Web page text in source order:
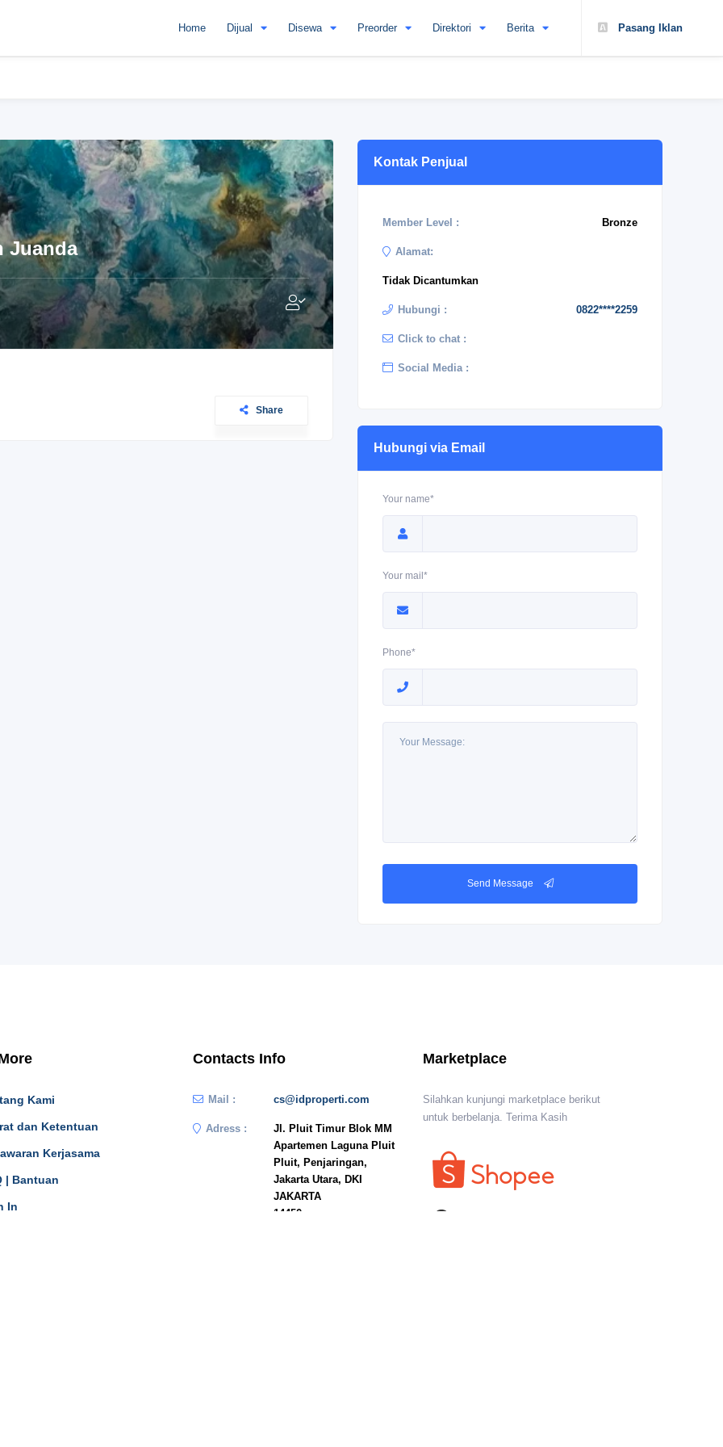
Pasang Iklan
Home Dijual Disewa Preorder Direktori Berita
Juanda
Share
Kontak Penjual
Member Level : Bronze
Alamat:
Tidak Dicantumkan
Hubungi : 0822****2259
Click to chat :
Social Media :
Hubungi via Email
Your name*
Your mail*
Phone*
Send Message
Kami
dan Ketentuan
Kerjasama
| Bantuan
In
Contacts Info
Mail : cs@idproperti.com
Adress :
Jl. Pluit Timur Blok MM
Apartemen Laguna Pluit
Pluit, Penjaringan,
Jakarta Utara, DKI
JAKARTA
14450
Marketplace
Silahkan kunjungi marketplace berikut
untuk berbelanja. Terima Kasih